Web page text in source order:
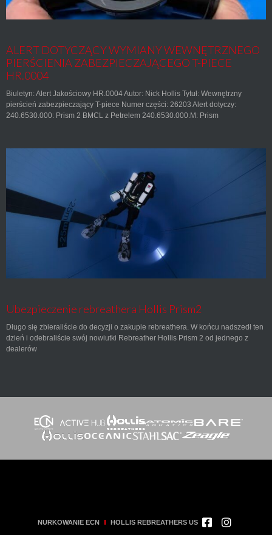
ALERT DOTYCZĄCY WYMIANY WEWNĘTRZNEGO
PIERŚCIENIA ZABEZPIECZAJĄCEGO T-PIECE
HR.0004
Biuletyn: Alert Jakościowy HR.0004 Autor: Nick Hollis Tytuł: Wewnętrzny
pierścień zabezpieczający T-piece Numer części: 26203 Alert dotyczy:
240.6530.000: Prism 2 BMCL z Petrelem 240.6530.000.M: Prism
Ubezpieczenie rebreathera Hollis Prism2
Długo się zbieraliście do decyzji o zakupie rebreathera. W końcu nadszedł ten
dzień i odebraliście swój nowiutki Rebreather Hollis Prism 2 od jednego z
dealerów
NURKOWANIE ECN HOLLIS REBREATHERS US